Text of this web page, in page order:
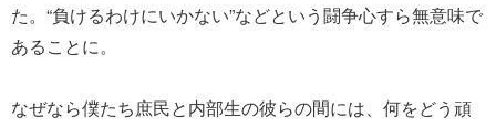
た。“負けるわけにいかない”などという闘争心すら無意味で
あることに。
なぜなら僕たち庶民と内部生の彼らの間には、何をどう頑